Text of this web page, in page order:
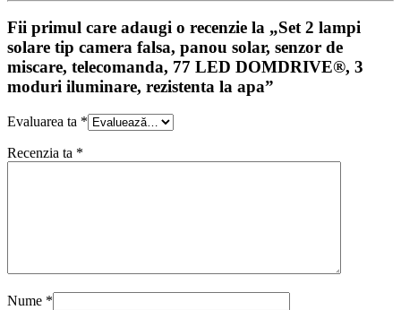
Fii primul care adaugi o recenzie la „Set 2 lampi
solare tip camera falsa, panou solar, senzor de
miscare, telecomanda, 77 LED DOMDRIVE®, 3
moduri iluminare, rezistenta la apa”
Evaluarea ta *
Recenzia ta *
Nume *